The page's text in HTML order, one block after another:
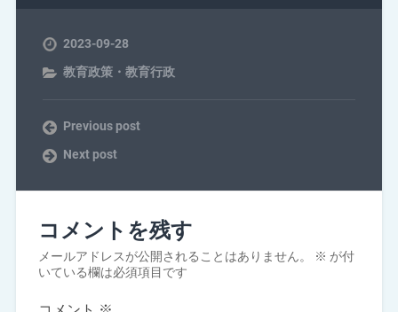
2023-09-28
教育政策・教育行政
Previous post
Next post
コメントを残す
メールアドレスが公開されることはありません。 ※ が付
いている欄は必須項目です